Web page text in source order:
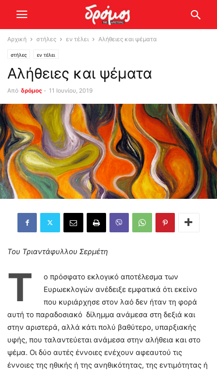
Αρχική στήλες εν τέλει Αλήθειες και ψέματα
στήλες εν τέλει
Αλήθειες και ψέματα
Από δρόμος - 11 Ιουνίου, 2019
Του Τριαντάφυλλου Σερμέτη
Τ
ο πρόσφατο εκλογικό αποτέλεσμα των
Ευρωεκλογών ανέδειξε εμφατικά ότι εκείνο
που κυριάρχησε στον λαό δεν ήταν τη φορά
αυτή το παραδοσιακό δίλημμα ανάμεσα στη δεξιά και
στην αριστερά, αλλά κάτι πολύ βαθύτερο, υπαρξιακής
υφής, που ταλαντεύεται ανάμεσα στην αλήθεια και στο
ψέμα. Οι δύο αυτές έννοιες ενέχουν αφεαυτού τις
έννοιες της ηθικής ή της ανηθικότητας, της εντιμότητας ή